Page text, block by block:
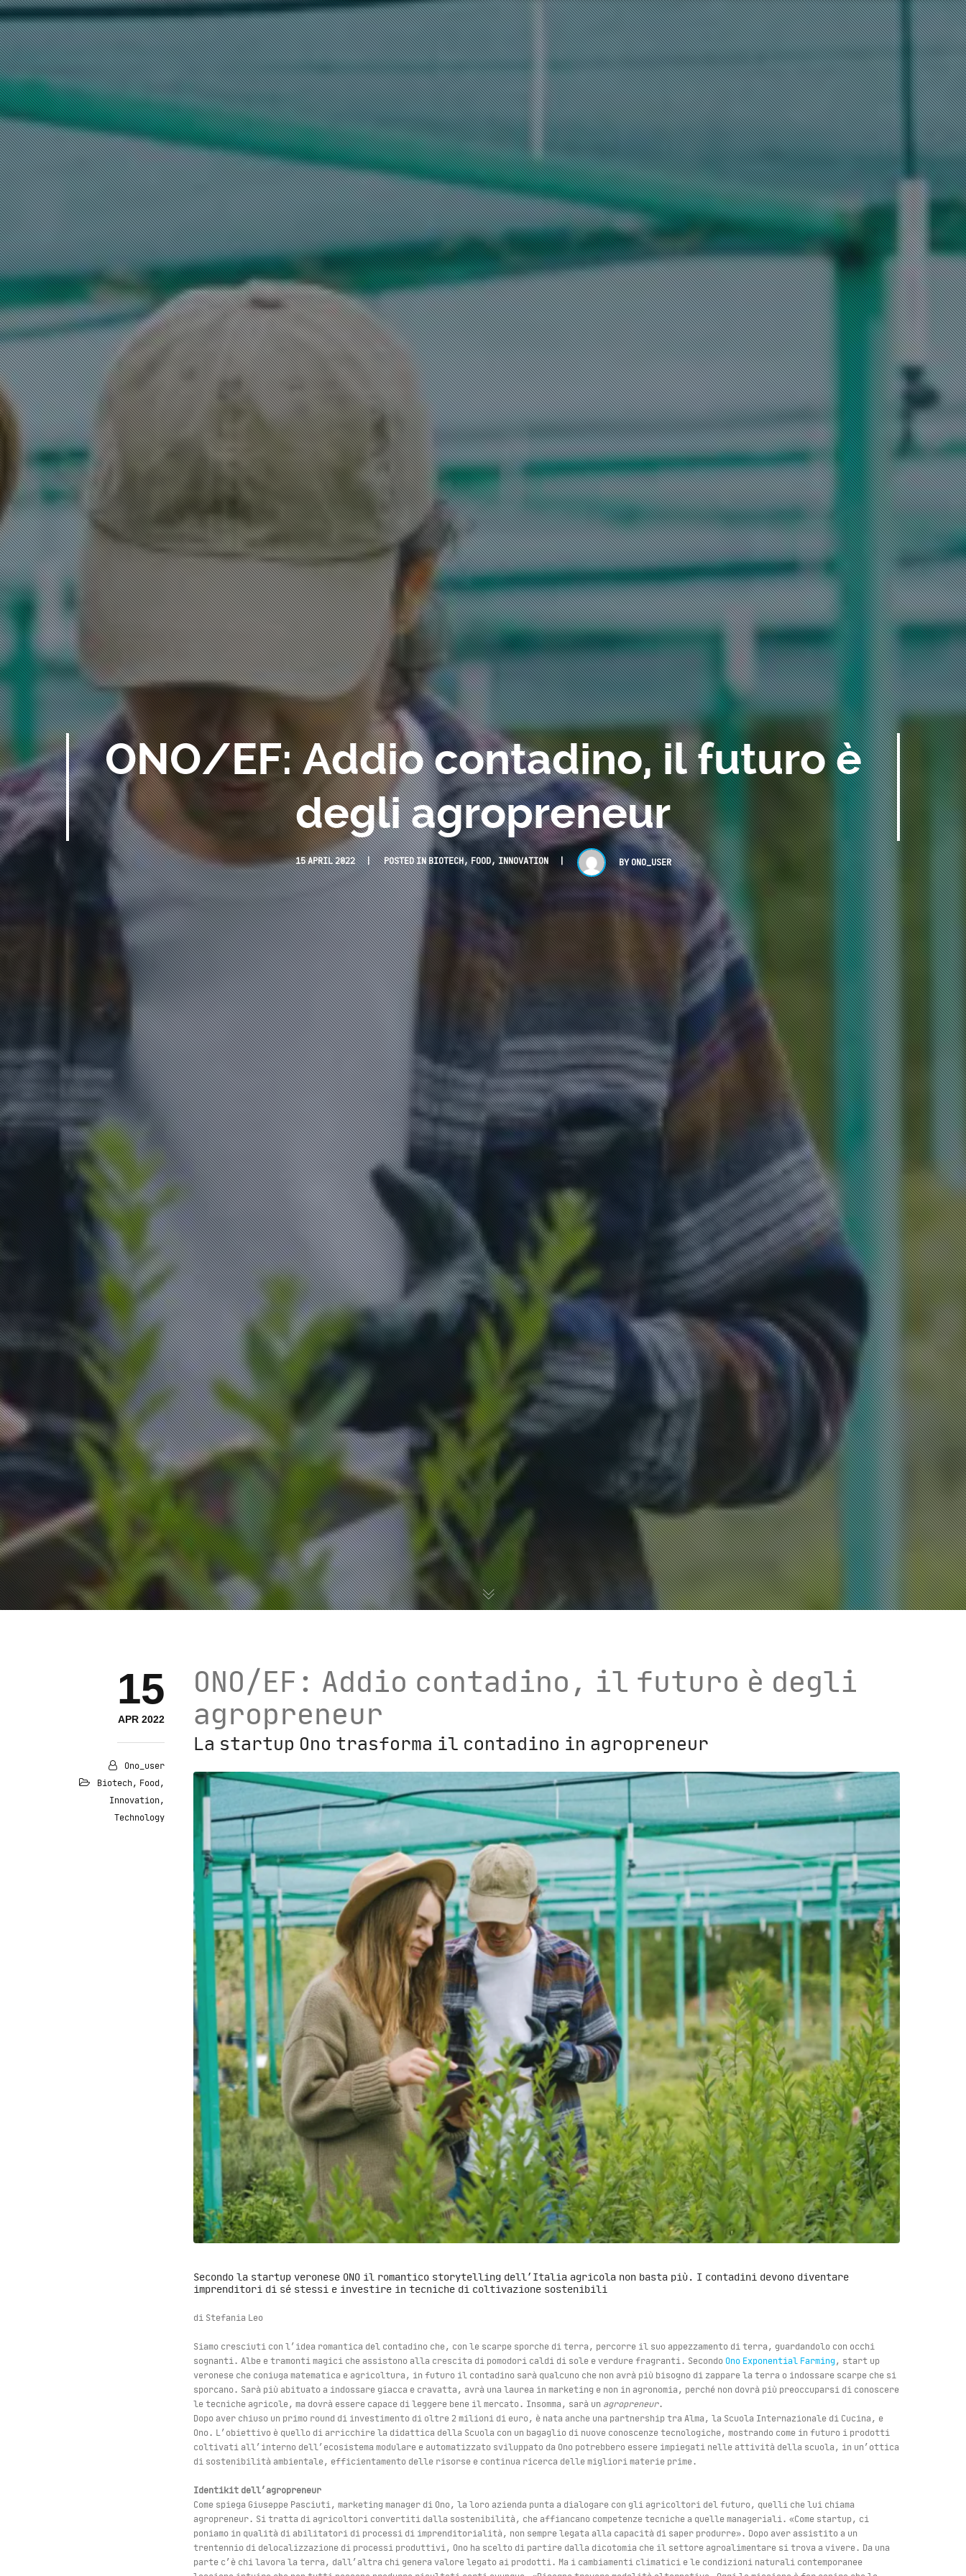
ONO/EF: Addio contadino, il futuro è
degli agropreneur
15 APRIL 2022 POSTED INBIOTECH,FOOD,INNOVATION BYONO_USER
15
APR 2022
Ono_user
Biotech, Food ,
Innovation,
Technology
ONO/EF: Addio contadino, il futuro è degli
agropreneur
La startup Ono trasforma il contadino in agropreneur
Secondo la startup veronese ONO il romantico storytelling dell’Italia agricola non basta più. I contadini devono diventare
imprenditori di sé stessi e investire in tecniche di coltivazione sostenibili
di Stefania Leo
Siamo cresciuti con l’idea romantica del contadino che, con le scarpe sporche di terra, percorre il suo appezzamento di terra, guardandolo con occhi
sognanti. Albe e tramonti magici che assistono alla crescita di pomodori caldi di sole e verdure fragranti. Secondo Ono Exponential Farming, start up
veronese che coniuga matematica e agricoltura, in futuro il contadino sarà qualcuno che non avrà più bisogno di zappare la terra o indossare scarpe che si
sporcano. Sarà più abituato a indossare giacca e cravatta, avrà una laurea in marketing e non in agronomia, perché non dovrà più preoccuparsi di conoscere
le tecniche agricole, ma dovrà essere capace di leggere bene il mercato. Insomma, sarà un agropreneur.
Dopo aver chiuso un primo round di investimento di oltre 2 milioni di euro, è nata anche una partnership tra Alma, la Scuola Internazionale di Cucina, e
Ono. L’obiettivo è quello di arricchire la didattica della Scuola con un bagaglio di nuove conoscenze tecnologiche, mostrando come in futuro i prodotti
coltivati all’interno dell’ecosistema modulare e automatizzato sviluppato da Ono potrebbero essere impiegati nelle attività della scuola, in un’ottica
di sostenibilità ambientale, efficientamento delle risorse e continua ricerca delle migliori materie prime.
Identikit dell’agropreneur
Come spiega Giuseppe Pasciuti, marketing manager di Ono, la loro azienda punta a dialogare con gli agricoltori del futuro, quelli che lui chiama
agropreneur. Si tratta di agricoltori convertiti dalla sostenibilità, che affiancano competenze tecniche a quelle manageriali. «Come startup, ci
poniamo in qualità di abilitatori di processi di imprenditorialità, non sempre legata alla capacità di saper produrre». Dopo aver assistito a un
trentennio di delocalizzazione di processi produttivi, Ono ha scelto di partire dalla dicotomia che il settore agroalimentare si trova a vivere. Da una
parte c’è chi lavora la terra, dall’altra chi genera valore legato ai prodotti. Ma i cambiamenti climatici e le condizioni naturali contemporanee